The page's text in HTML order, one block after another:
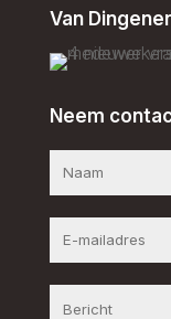
Van
Neem